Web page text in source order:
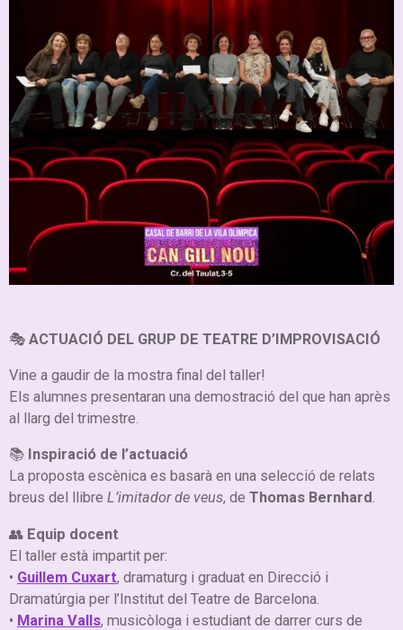
🎭 ACTUACIÓ DEL GRUP DE TEATRE D’IMPROVISACIÓ
Vine a gaudir de la mostra final del taller!
Els alumnes presentaran una demostració del que han après
al llarg del trimestre.
📚 Inspiració de l’actuació
La proposta escènica es basarà en una selecció de relats
breus del llibre L’imitador de veus, de Thomas Bernhard.
👥 Equip docent
El taller està impartit per:
• Guillem Cuxart, dramaturg i graduat en Direcció i
Dramatúrgia per l’Institut del Teatre de Barcelona.
• Marina Valls, musicòloga i estudiant de darrer curs de